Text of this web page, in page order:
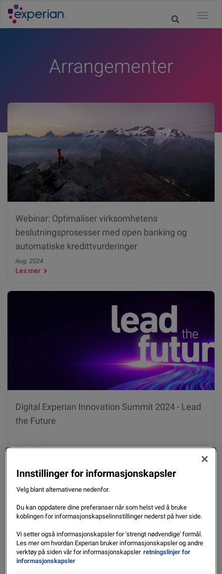
Arrangementer
Webinar: Optimaliser virksomhetens
beslutningsprosesser med open banking og
automatiske kredittvurderinger
Aug. 2024
Les mer
Digital Experian Innovation Summit 2024 - Lead
the Future
Mar. 2024
Innstillinger for informasjonskapsler
Velg blant alternativene nedenfor.
Du kan oppdatere dine preferanser når som helst ved å bruke
koblingen for informasjonskapselinnstillinger nederst på hver side.
Vi setter også informasjonskapsler for 'strengt nødvendige' formål.
Les mer om hvordan Experian bruker informasjonskapsler og andre
verktøy på siden vår for informasjonskapsler retningslinjer for
informasjonskapsler